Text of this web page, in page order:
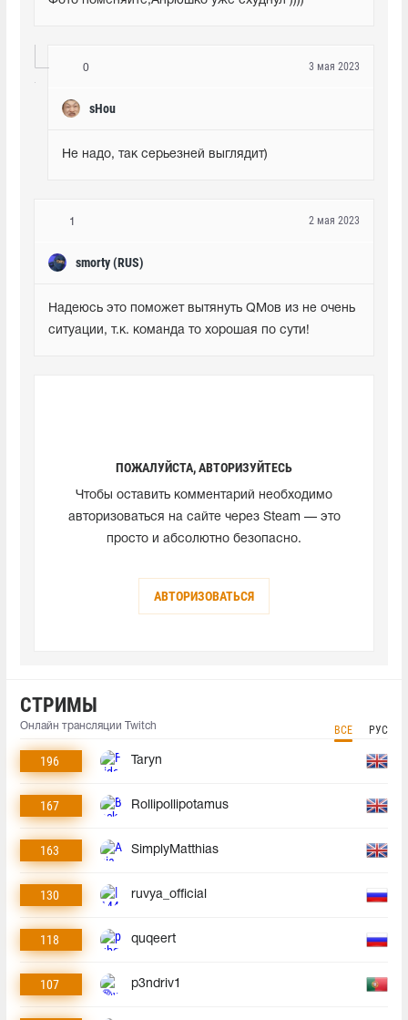
0
sHou
3 мая 2023
Не надо, так серьезней выглядит)
1
smorty (RUS)
2 мая 2023
Надеюсь это поможет вытянуть QMов из не очень
ситуации, т.к. команда то хорошая по сути!
ПОЖАЛУЙСТА, АВТОРИЗУЙТЕСЬ
Чтобы оставить комментарий необходимо
авторизоваться на сайте через Steam — это
просто и абсолютно безопасно.
АВТОРИЗОВАТЬСЯ
СТРИМЫ
Онлайн трансляции Twitch ВСЕ РУС
196 Taryn
167 Rollipollipotamus
163 SimplyMatthias
130 ruvya_official
118 quqeert
107 p3ndriv1